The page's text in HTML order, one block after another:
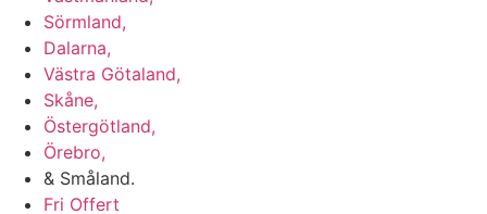
Sörmland,
Dalarna,
Västra Götaland,
Skåne,
Östergötland,
Örebro,
& Småland.
Fri Offert